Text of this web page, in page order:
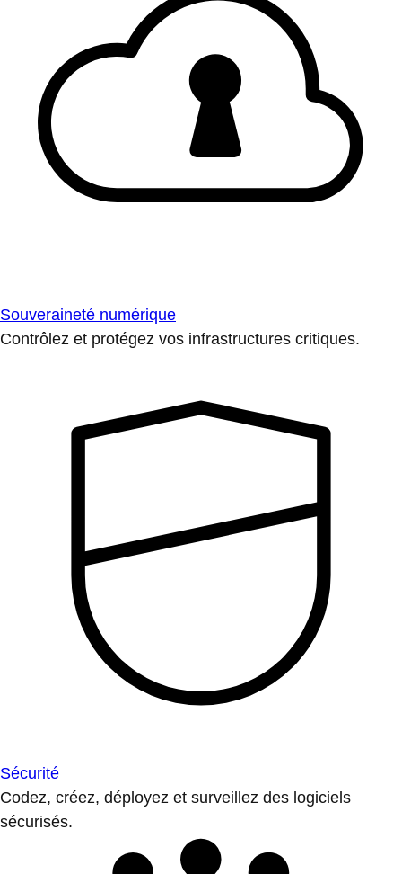
Souveraineté numérique
Contrôlez et protégez vos infrastructures critiques.
Sécurité
Codez, créez, déployez et surveillez des logiciels
sécurisés.